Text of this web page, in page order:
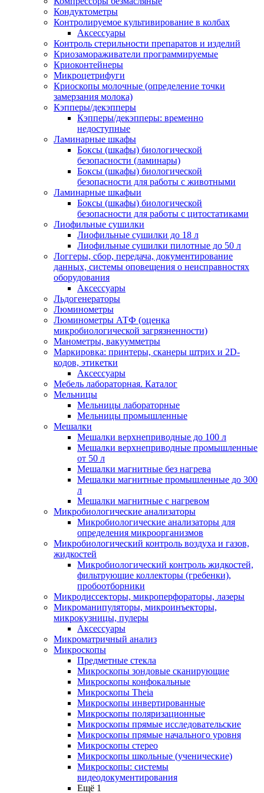
Кондуктометры
Контролируемое культивирование в колбах
Аксессуары
Контроль стерильности препаратов и изделий
Криозамораживатели программируемые
Криоконтейнеры
Микроцетрифуги
Криоскопы молочные (определение точки
замерзания молока)
Кэпперы/декэпперы
Кэпперы/декэпперы: временно
недоступные
Ламинарные шкафы
Боксы (шкафы) биологической
безопасности (ламинары)
Боксы (шкафы) биологической
безопасности для работы с животными
Ламинарные шкафыи
Боксы (шкафы) биологической
безопасности для работы с цитостатиками
Лиофильные сушилки
Лиофильные сушилки до 18 л
Лиофильные сушилки пилотные до 50 л
Логгеры, сбор, передача, документирование
данных, системы оповещения о неисправностях
оборудования
Аксессуары
Льдогенераторы
Люминометры
Люминометры АТФ (оценка
микробиологической загрязненности)
Манометры, вакуумметры
Маркировка: принтеры, сканеры штрих и 2D-
кодов, этикетки
Аксессуары
Мебель лабораторная. Каталог
Мельницы
Мельницы лабораторные
Мельницы промышленные
Мешалки
Мешалки верхнеприводные до 100 л
Мешалки верхнеприводные промышленные
от 50 л
Мешалки магнитные без нагрева
Мешалки магнитные промышленные до 300
л
Мешалки магнитные с нагревом
Микробиологические анализаторы
Микробиологические анализаторы для
определения микроорганизмов
Микробиологический контроль воздуха и газов,
жидкостей
Микробиологический контроль жидкостей,
фильтрующие коллекторы (гребенки),
пробоотборники
Микродиссекторы, микроперфораторы, лазеры
Микроманипуляторы, микроинъекторы,
микрокузницы, пулеры
Аксессуары
Микроматричный анализ
Микроскопы
Предметные стекла
Микроскопы зондовые сканирующие
Микроскопы конфокальные
Микроскопы Theia
Микроскопы инвертированные
Микроскопы поляризационные
Микроскопы прямые исследовательские
Микроскопы прямые начального уровня
Микроскопы стерео
Микроскопы школьные (ученические)
Микроскопы: системы
видеодокументирования
Ещё 1